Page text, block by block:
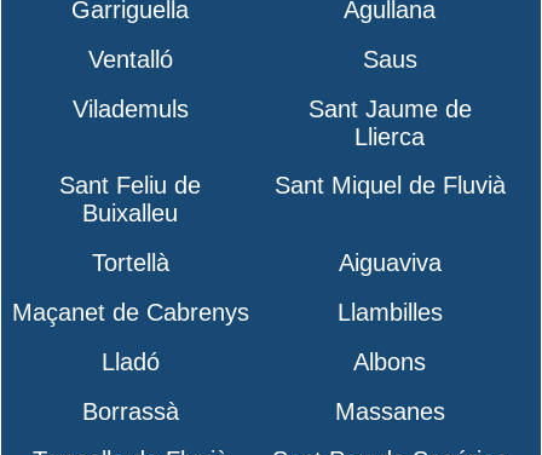
Garriguella
Agullana
Ventalló
Saus
Vilademuls
Sant Jaume de
Llierca
Sant Feliu de
Buixalleu
Sant Miquel de Fluvià
Tortellà
Aiguaviva
Maçanet de Cabrenys
Llambilles
Lladó
Albons
Borrassà
Massanes